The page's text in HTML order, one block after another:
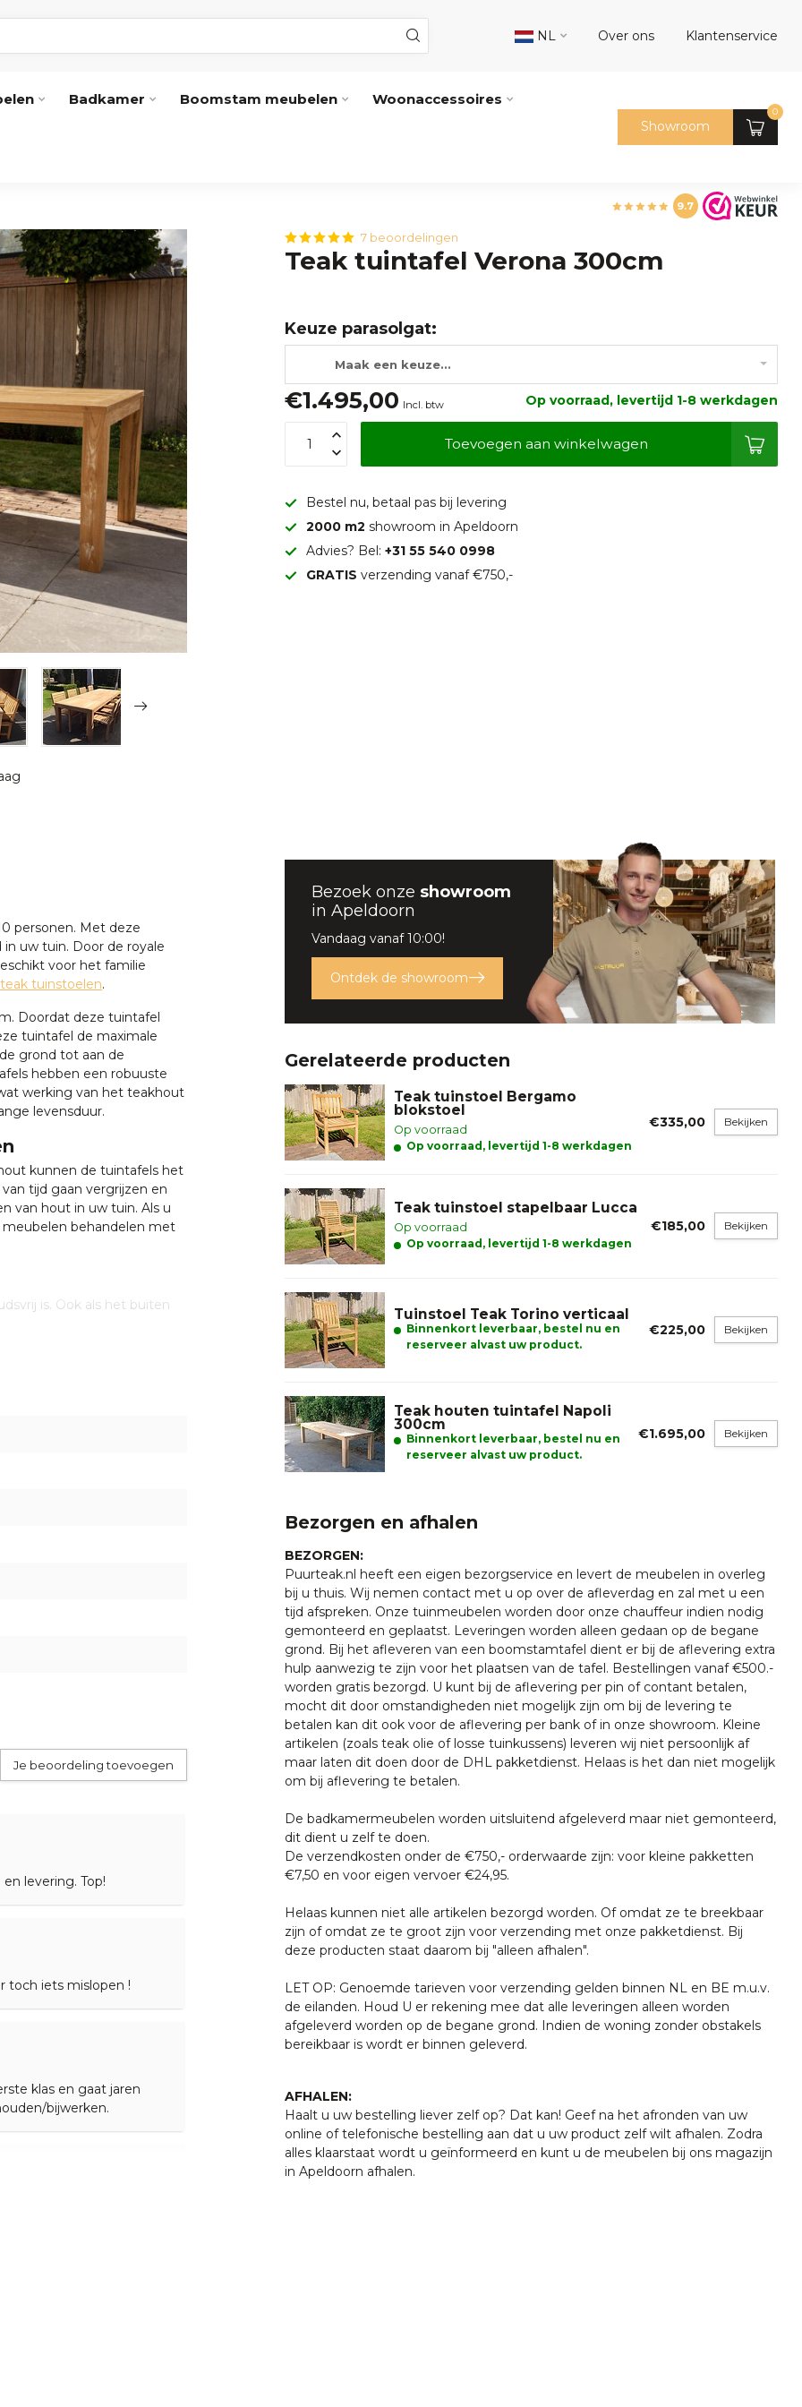
NL Over ons Klantenservice
Badkamer Boomstam meubelen Woonaccessoires
Showroom
0
9.7
7 beoordelingen
Teak tuintafel Verona 300cm
Keuze parasolgat:
Maak een keuze...
€1.495,00 Incl. btw Op voorraad, levertijd 1-8 werkdagen
Toevoegen aan winkelwagen
Bestel nu, betaal pas bij levering
2000 m2showroom in Apeldoorn
Advies? Bel:+31 55 540 0998
GRATIS verzending vanaf €750,-
personen. Met deze
uw tuin. Door de royale
voor het familie
teak tuinstoelen.
Doordat deze tuintafel
tuintafel de maximale
grond tot aan de
hebben een robuuste
werking van het teakhout
levensduur.
kunnen de tuintafels het
tijd gaan vergrijzen en
van hout in uw tuin. Als u
behandelen met
is. Ook als het buiten
maar kan op verzoek
klaar staan om u te
thuisbezorgd
Je beoordeling toevoegen
levering. Top!
toch iets mislopen !
klas en gaat jaren
bijwerken.
kwaliteit van de
Bezoek onze showroom
in Apeldoorn
Vandaag vanaf 10:00!
Ontdek de showroom
Gerelateerde producten
Teak tuinstoel Bergamo
blokstoel
Op voorraad
Op voorraad, levertijd 1-8 werkdagen
€335,00 Bekijken
Teak tuinstoel stapelbaar Lucca
Op voorraad
Op voorraad, levertijd 1-8 werkdagen
€185,00 Bekijken
Tuinstoel Teak Torino verticaal
Binnenkort leverbaar, bestel nu en
reserveer alvast uw product.
€225,00 Bekijken
Teak houten tuintafel Napoli
300cm
Binnenkort leverbaar, bestel nu en
reserveer alvast uw product.
€1.695,00 Bekijken
Bezorgen en afhalen
BEZORGEN:
Puurteak.nl heeft een eigen bezorgservice en levert de meubelen in overleg
bij u thuis. Wij nemen contact met u op over de afleverdag en zal met u een
tijd afspreken. Onze tuinmeubelen worden door onze chauffeur indien nodig
gemonteerd en geplaatst. Leveringen worden alleen gedaan op de begane
grond. Bij het afleveren van een boomstamtafel dient er bij de aflevering extra
hulp aanwezig te zijn voor het plaatsen van de tafel. Bestellingen vanaf €500.-
worden gratis bezorgd. U kunt bij de aflevering per pin of contant betalen,
mocht dit door omstandigheden niet mogelijk zijn om bij de levering te
betalen kan dit ook voor de aflevering per bank of in onze showroom. Kleine
artikelen (zoals teak olie of losse tuinkussens) leveren wij niet persoonlijk af
maar laten dit doen door de DHL pakketdienst. Helaas is het dan niet mogelijk
om bij aflevering te betalen.
De badkamermeubelen worden uitsluitend afgeleverd maar niet gemonteerd,
dit dient u zelf te doen.
De verzendkosten onder de €750,- orderwaarde zijn: voor kleine pakketten
€7,50 en voor eigen vervoer €24,95.
Helaas kunnen niet alle artikelen bezorgd worden. Of omdat ze te breekbaar
zijn of omdat ze te groot zijn voor verzending met onze pakketdienst. Bij
deze producten staat daarom bij "alleen afhalen".
LET OP: Genoemde tarieven voor verzending gelden binnen NL en BE m.u.v.
de eilanden. Houd U er rekening mee dat alle leveringen alleen worden
afgeleverd worden op de begane grond. Indien de woning zonder obstakels
bereikbaar is wordt er binnen geleverd.
AFHALEN:
Haalt u uw bestelling liever zelf op? Dat kan! Geef na het afronden van uw
online of telefonische bestelling aan dat u uw product zelf wilt afhalen. Zodra
alles klaarstaat wordt u geïnformeerd en kunt u de meubelen bij ons magazijn
in Apeldoorn afhalen.